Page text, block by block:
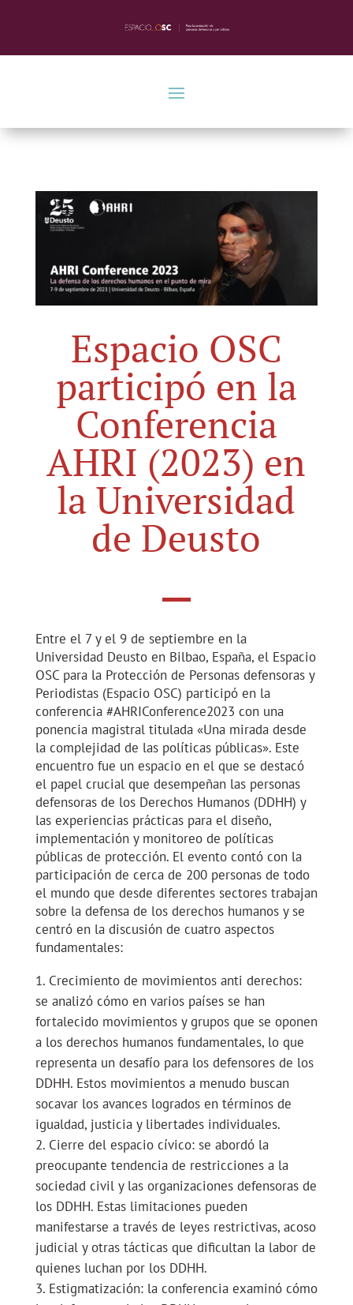
Espacio OSC
participó en la
Conferencia
AHRI (2023) en
la Universidad
de Deusto
Entre el 7 y el 9 de septiembre en la
Universidad Deusto en Bilbao, España, el Espacio
OSC para la Protección de Personas defensoras y
Periodistas (Espacio OSC) participó en la
conferencia #AHRIConference2023 con una
ponencia magistral titulada «Una mirada desde
la complejidad de las políticas públicas». Este
encuentro fue un espacio en el que se destacó
el papel crucial que desempeñan las personas
defensoras de los Derechos Humanos (DDHH) y
las experiencias prácticas para el diseño,
implementación y monitoreo de políticas
públicas de protección. El evento contó con la
participación de cerca de 200 personas de todo
el mundo que desde diferentes sectores trabajan
sobre la defensa de los derechos humanos y se
centró en la discusión de cuatro aspectos
fundamentales:
Crecimiento de movimientos anti derechos:
se analizó cómo en varios países se han
fortalecido movimientos y grupos que se oponen
a los derechos humanos fundamentales, lo que
representa un desafío para los defensores de los
DDHH. Estos movimientos a menudo buscan
socavar los avances logrados en términos de
igualdad, justicia y libertades individuales.
Cierre del espacio cívico: se abordó la
preocupante tendencia de restricciones a la
sociedad civil y las organizaciones defensoras de
los DDHH. Estas limitaciones pueden
manifestarse a través de leyes restrictivas, acoso
judicial y otras tácticas que dificultan la labor de
quienes luchan por los DDHH.
Estigmatización: la conferencia examinó cómo